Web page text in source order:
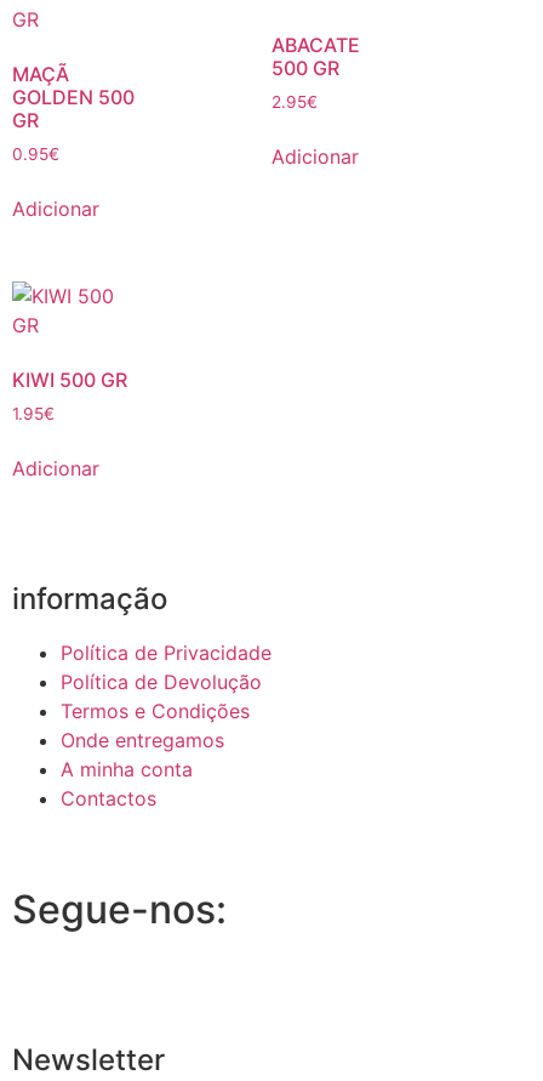
MAÇÃ
GOLDEN 500
GR
0.95€
Adicionar
ABACATE
500 GR
2.95€
Adicionar
KIWI 500 GR
1.95€
Adicionar
informação
Política de Privacidade
Política de Devolução
Termos e Condições
Onde entregamos
A minha conta
Contactos
Segue-nos:
Newsletter